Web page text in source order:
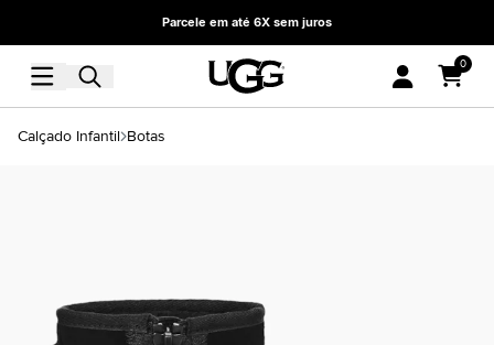
Parcele em até 6X sem juros
0
Calçado Infantil Botas